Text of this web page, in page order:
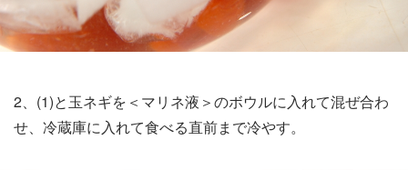
2、(1)と玉ネギを＜マリネ液＞のボウルに入れて混ぜ合わ
せ、冷蔵庫に入れて食べる直前まで冷やす。